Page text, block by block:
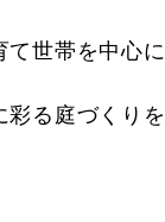
世帯を中心
る庭づくり